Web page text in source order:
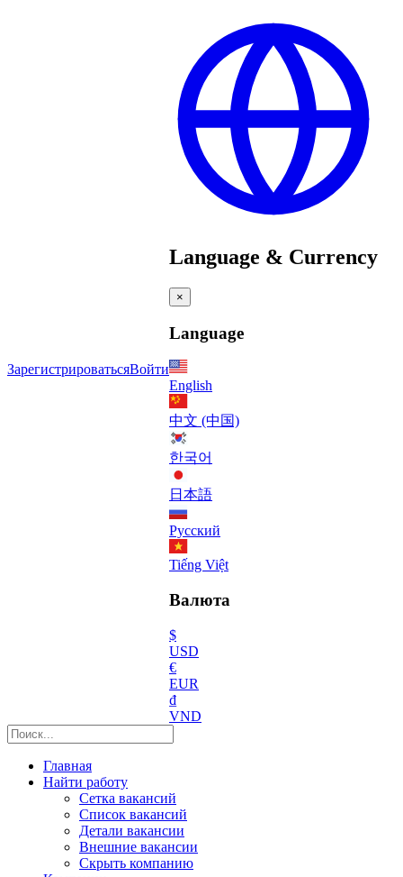
ЗарегистрироватьсяВойти
Language & Currency
×
Language
English
中文 (中国)
한국어
日本語
Русский
Tiếng Việt
Валюта
$
USD
€
EUR
₫
VND
Главная
Найти работу
Сетка вакансий
Список вакансий
Детали вакансии
Внешние вакансии
Скрыть компанию